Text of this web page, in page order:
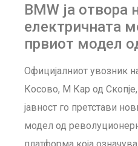
BMW ја отвора
електричната
првиот модел
Официјалниот увозник
Косово, М Кар од
јавност го претстави
модел од